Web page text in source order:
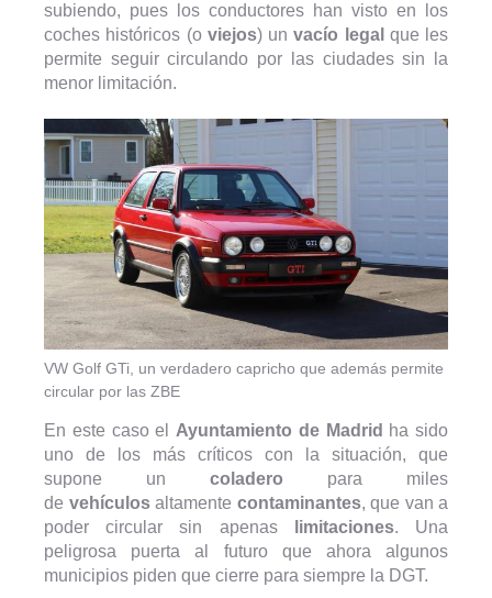
subiendo, pues los conductores han visto en los
coches históricos (o viejos) unvacío legal que les
permite seguir circulando por las ciudades sin la
menor limitación.
VW Golf GTi, un verdadero capricho que además permite
circular por las ZBE
En este caso el Ayuntamiento de Madrid ha sido
uno de los más críticos con la situación, que
supone un coladero para miles
de vehículosaltamente contaminantes, que van a
poder circular sin apenas
limitaciones. Una
peligrosa puerta al futuro que ahora algunos
municipios piden que cierre para siempre la DGT.